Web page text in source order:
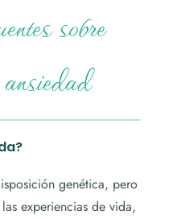
sobre
genética, pero
experiencias de vida,